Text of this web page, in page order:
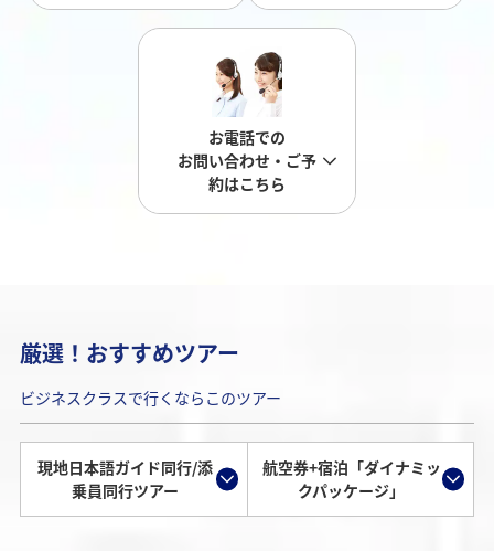
お電話での
お問い合わせ・ご予
約はこちら
厳選！おすすめツアー
ビジネスクラスで行くならこのツアー
現地日本語ガイド同行/添
乗員同行ツアー
航空券+宿泊「ダイナミッ
クパッケージ」